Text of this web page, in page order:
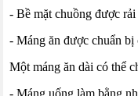
- Bề mặt chuồng được
- Máng ăn được chuẩn bị
Một máng ăn dài có thể